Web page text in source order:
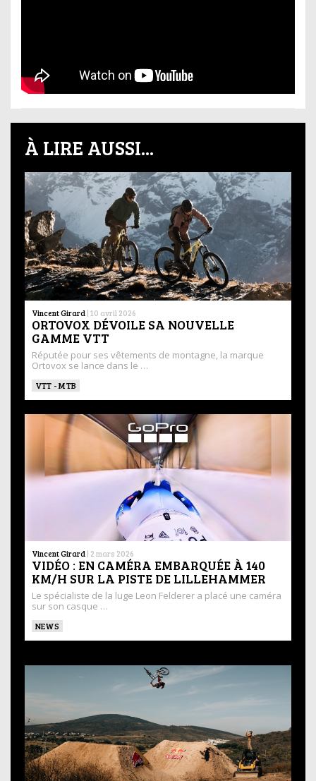
À LIRE AUSSI...
Vincent Girard | 10 avril 2026
ORTOVOX DÉVOILE SA NOUVELLE
GAMME VTT
Réputée pour ses vêtements de montagne, la marque
Ortovox se lance dans le …
VTT - MTB
Vincent Girard | 2 mars 2026
VIDÉO : EN CAMÉRA EMBARQUÉE À 140
KM/H SUR LA PISTE DE LILLEHAMMER
Le spécialiste de la luge Leon Felderer a placé une caméra
sur son casque …
NEWS